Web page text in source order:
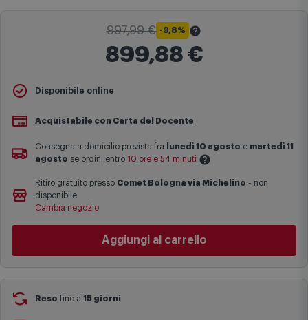
997,99 € -9,8%
899,88 €
Il Prezzo Barratoindica il prezzo più basso degli ultimi 30 giorni
sul sito comet.it prima dell'applicazione dello sconto.
Maggiori informazioni
Disponibile online
Acquistabile con Carta del Docente
Consegna a domicilio prevista fra lunedì 10 agosto e martedì 11
agosto se ordini entro 10 ore e 54 minuti
Le date previste per la consegna sono una stima approssimativa
basata sulle statistiche di consegna in possesso di Comet.
complesse come isole e regioni montane, consegna nei periodi
festivi e ricorrenze principali o in circostanze eccezionali).
nella pagina del prodotto.
Ritiro gratuito presso Comet Bologna via Michelino - non
disponibile
Cambia negozio
Aggiungi al carrello
Reso fino a 15 giorni